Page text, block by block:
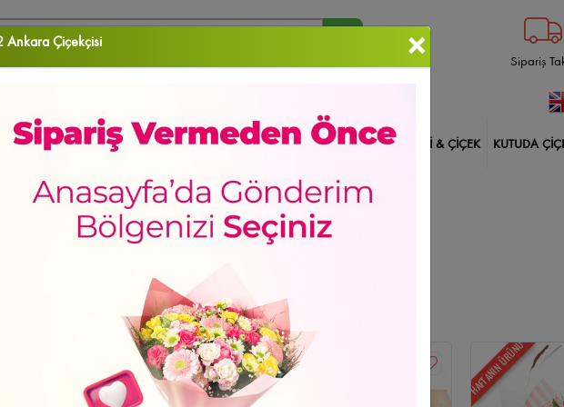
: Orkide Papatya Gül Vazo Çiçekleri Aranjman
Sipariş
ÇİÇEK DOĞUM GÜNÜ DÜĞÜN & AÇILIŞ ÇELENKLERİ ORKİDELER BİTKİ & ÇİÇEK KUTUDA
Sevgiliye Doğum Günü Meyve Sepetleri Gül Kutuları Lilyum&Kazablanka
Kalp Kutuda Güller Kutu Çiçekler
Papatya Mamak Çiçekçi Papatya & Gerbera
Çayyolu Çiçekçi Şebboy/Lisyantus Yıldönümü
Çiçekçi Çiçek Buketleri Altındağ Çiçekçi İçimden Geldi Çiçek Aranjmanları
GÜNÜN FIRSATI HAFTANIN ÜRÜNÜ
Ankara Çiçekçisi ×